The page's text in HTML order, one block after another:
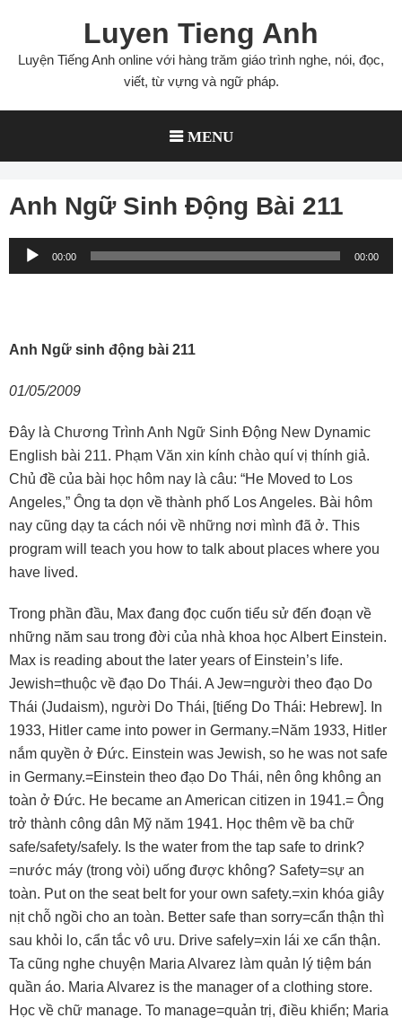
content
Luyen Tieng Anh
Luyện Tiếng Anh online với hàng trăm giáo trình nghe, nói, đọc,
viết, từ vựng và ngữ pháp.
MENU
Anh Ngữ Sinh Động Bài 211
Audio
Player
00:00 00:00
Anh Ngữ sinh động bài 211
01/05/2009
Ðây là Chương Trình Anh Ngữ Sinh Ðộng New Dynamic
English bài 211. Phạm Văn xin kính chào quí vị thính giả.
Chủ đề của bài học hôm nay là câu: “He Moved to Los
Angeles,” Ông ta dọn về thành phố Los Angeles. Bài hôm
nay cũng dạy ta cách nói về những nơi mình đã ở. This
program will teach you how to talk about places where you
have lived.
Trong phần đầu, Max đang đọc cuốn tiểu sử đến đoạn về
những năm sau trong đời của nhà khoa học Albert Einstein.
Max is reading about the later years of Einstein’s life.
Jewish=thuộc về đạo Do Thái. A Jew=người theo đạo Do
Thái (Judaism), người Do Thái, [tiếng Do Thái: Hebrew]. In
1933, Hitler came into power in Germany.=Năm 1933, Hitler
nắm quyền ở Ðức. Einstein was Jewish, so he was not safe
in Germany.=Einstein theo đạo Do Thái, nên ông không an
toàn ở Ðức. He became an American citizen in 1941.= Ông
trở thành công dân Mỹ năm 1941. Học thêm về ba chữ
safe/safety/safely. Is the water from the tap safe to drink?
=nước máy (trong vòi) uống được không? Safety=sự an
toàn. Put on the seat belt for your own safety.=xin khóa giây
nịt chỗ ngồi cho an toàn. Better safe than sorry=cẩn thận thì
sau khỏi lo, cẩn tắc vô ưu. Drive safely=xin lái xe cẩn thận.
Ta cũng nghe chuyện Maria Alvarez làm quản lý tiệm bán
quần áo. Maria Alvarez is the manager of a clothing store.
Học về chữ manage. To manage=quản trị, điều khiển; Maria